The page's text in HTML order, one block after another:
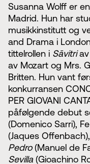
Susanna Wolff er
Madrid. Hun har
musikkinstitutt og
and Drama i
tittelrollen i Sāvitriav
av Mozart og Mrs.
Britten. Hun vant
konkurransen
PER GIOVANI
påfølgende debut
(Domenico Sarri),
(Jaques
Pedro(Manuel de
Sevilla (Gioachino